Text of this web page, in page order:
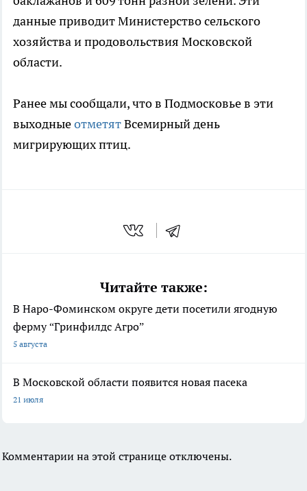
данные приводит Министерство сельского
хозяйства и продовольствия Московской
области.
Ранее мы сообщали, что в Подмосковье в эти
выходныеотметятВсемирный день
мигрирующих птиц.
Читайте также:
В Наро-Фоминском округе дети посетили ягодную
ферму “Гринфилдс Агро”
5 августа
В Московской области появится новая пасека
21 июля
Комментарии на этой странице отключены.